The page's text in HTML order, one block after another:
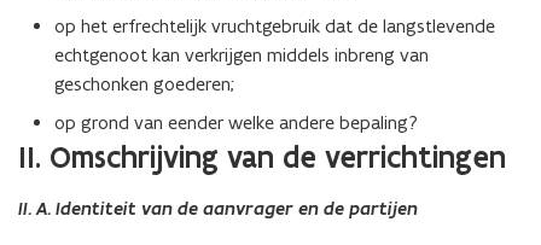
op het erfrechtelijk vruchtgebruik dat de langstlevende
echtgenoot kan verkrijgen middels inbreng van
geschonken goederen;
op grond van eender welke andere bepaling?
II. Omschrijving van de verrichtingen
II. A. Identiteit van de aanvrager en de partijen